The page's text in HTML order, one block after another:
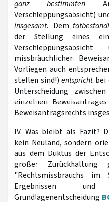
ganz bestimmten
Verschleppungsabsicht)
insge­samt. Dem
der Stellung eines
missbräuch­lichen
Vorliegen auch
stellen sind!)entsprichtbei
Unterscheidung
einzelnen
Beweisantragsrechts
IV. Was bleibt als Fazit?
kein Neuland, sondern
aus dem Duktus der
großer
"Rechtsmissbrauchs
Ergebnissen
Grundlagenentscheidung